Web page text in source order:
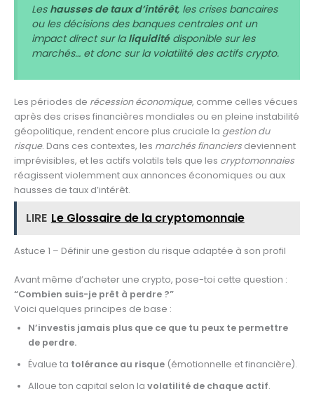
Les hausses de taux d’intérêt, les crises bancaires
ou les décisions des banques centrales ont un
impact direct sur la liquiditédisponible sur les
marchés… et donc sur la volatilité des actifs crypto.
Les périodes de récession économique, comme celles vécues
après des crises financières mondiales ou en pleine instabilité
géopolitique, rendent encore plus cruciale la gestion du
risque. Dans ces contextes, les marchés financiers deviennent
imprévisibles, et les actifs volatils tels que les cryptomonnaies
réagissent violemment aux annonces économiques ou aux
hausses de taux d’intérêt.
LIRE Le Glossaire de la cryptomonnaie
Astuce 1 – Définir une gestion du risque adaptée à son profil
Avant même d’acheter une crypto, pose-toi cette question :
“Combien suis-je prêt à perdre ?”
Voici quelques principes de base :
N’investis jamais plus que ce que tu peux te permettre
de perdre.
Évalue ta tolérance au risque (émotionnelle et financière).
Alloue ton capital selon la volatilité de chaque actif.